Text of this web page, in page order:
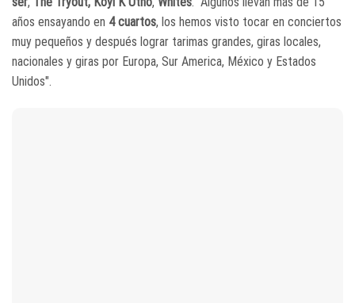
años ensayando en 4 cuartos, los hemos visto tocar en conciertos
muy pequeños y después lograr tarimas grandes, giras locales,
nacionales y giras por Europa, Sur America, México y Estados
Unidos".